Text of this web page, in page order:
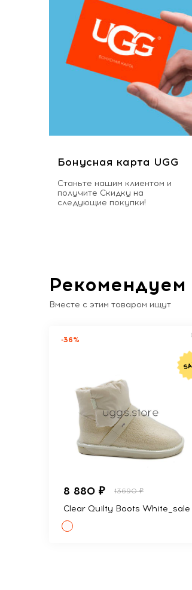
Бонусная карта UGG
Станьте нашим клиентом и
получите Скидку на
следующие покупки!
Рекомендуем
Вместе с этим товаром ищут
-36%
8 880 ₽ 13690 ₽
Clear Quilty Boots White_sale